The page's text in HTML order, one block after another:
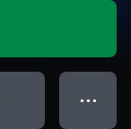
● ● ●